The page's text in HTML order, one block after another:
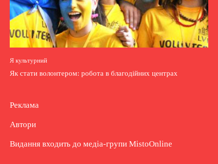
Я культурний
Як стати волонтером: робота в благодійних центрах
Реклама
Автори
Видання входить до медіа-групи MistoOnline